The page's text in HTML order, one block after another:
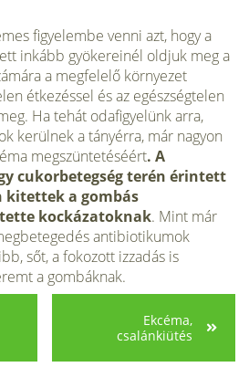
figyelembe venni azt, hogy a
inkább gyökereinél oldjuk meg a
a megfelelő környezet
étkezéssel és az egészségtelen
Ha tehát odafigyelünk arra,
kerülnek a tányérra, már nagyon
megszüntetéséért. A
cukorbetegség terén érintett
kitettek a gombás
kockázatoknak. Mint már
antibiotikumok
sőt, a fokozott izzadás is
a gombáknak.
Ekcéma,
csalánkiütés